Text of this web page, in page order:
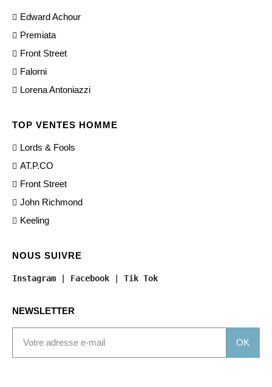
Edward Achour
Premiata
Front Street
Falorni
Lorena Antoniazzi
TOP VENTES HOMME
Lords & Fools
AT.P.CO
Front Street
John Richmond
Keeling
NOUS SUIVRE
Instagram | Facebook | Tik Tok
NEWSLETTER
OK